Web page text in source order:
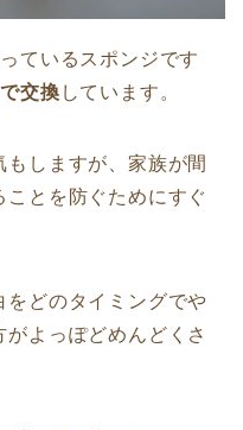
ているスポンジです
交換 しています。
しますが、家族が間
とを防ぐためにすぐ
をどのタイミングでや
よっぽどめんどくさ